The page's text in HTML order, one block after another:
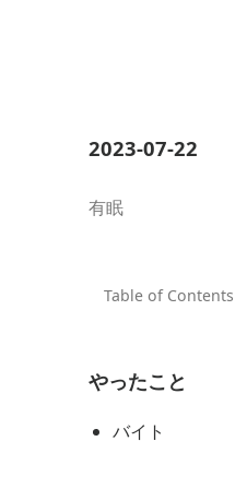
2023-07-22
有眠
やったこと
バイト